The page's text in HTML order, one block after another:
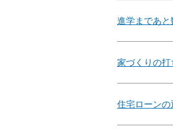
進学まであと
家づくりの打
住宅ローンの